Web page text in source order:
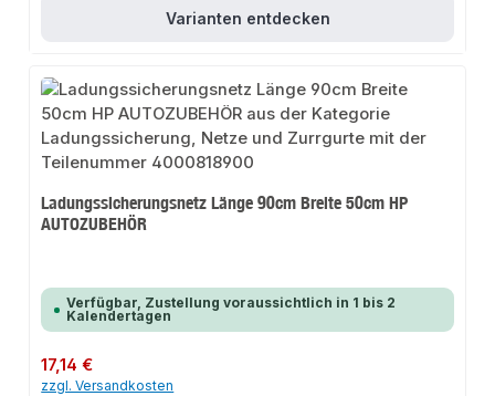
Varianten entdecken
Ladungssicherungsnetz Länge 90cm Breite 50cm HP
AUTOZUBEHÖR
Verfügbar, Zustellung voraussichtlich in 1 bis 2
Kalendertagen
Regulärer Preis:
17,14 €
zzgl. Versandkosten